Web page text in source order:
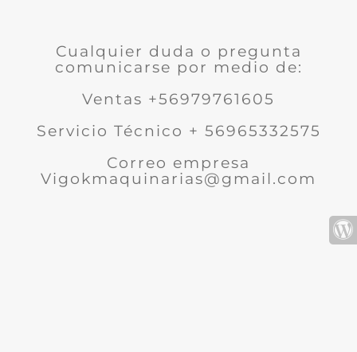
Cualquier duda o pregunta
comunicarse por medio de:
Ventas +56979761605
Servicio Técnico + 56965332575
Correo empresa
Vigokmaquinarias@gmail.com